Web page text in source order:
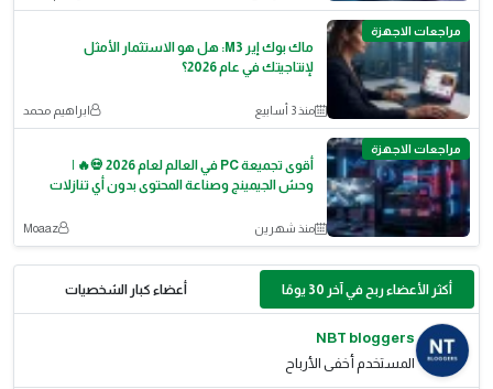
مراجعات الاجهزة
ماك بوك إير M3: هل هو الاستثمار الأمثل
لإنتاجيتك في عام 2026؟
منذ 3 أسابيع ابراهيم محمد
مراجعات الاجهزة
أقوى تجميعة PC في العالم لعام 2026 💀🔥 |
وحش الجيمينج وصناعة المحتوى بدون أي تنازلات
منذ شهرين Moaaz
أكثر الأعضاء ربح في آخر 30 يومًا أعضاء كبار الشخصيات
NBT bloggers
المستخدم أخفى الأرباح